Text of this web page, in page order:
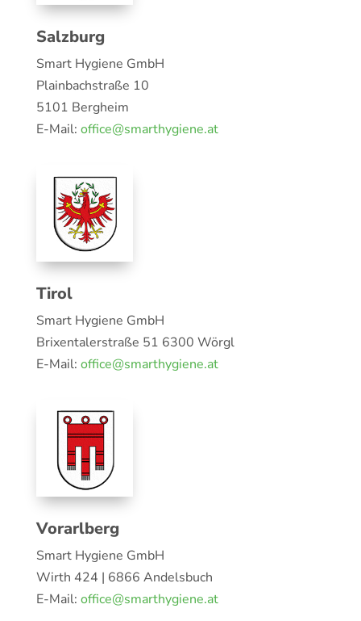
Salzburg
Smart Hygiene GmbH
Plainbachstraße 10
5101 Bergheim
E-Mail: office@smarthygiene.at
Tirol
Smart Hygiene GmbH
Brixentalerstraße 51 6300 Wörgl
E-Mail: office@smarthygiene.at
Vorarlberg
Smart Hygiene GmbH
Wirth 424 | 6866 Andelsbuch
E-Mail: office@smarthygiene.at